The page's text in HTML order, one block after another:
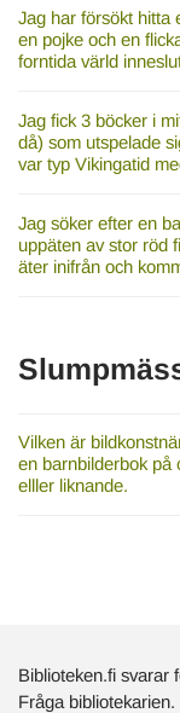
Jag har försökt hitta
en pojke och en
forntida värld
Jag fick 3 böcker i
då) som utspelade
var typ Vikingatid
Jag söker efter en
uppäten av stor röd
äter inifrån och
Vilken är
en barnbilderbok på
elller liknande.
Biblioteken.fi svarar
Fråga